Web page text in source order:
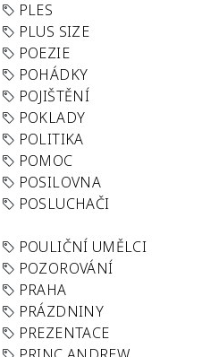
PLES
PLUS SIZE
POEZIE
POHÁDKY
POJIŠTĚNÍ
POKLADY
POLITIKA
POMOC
POSILOVNA
POSLUCHAČI
POULIČNÍ UMĚLCI
POZOROVÁNÍ
PRAHA
PRÁZDNINY
PREZENTACE